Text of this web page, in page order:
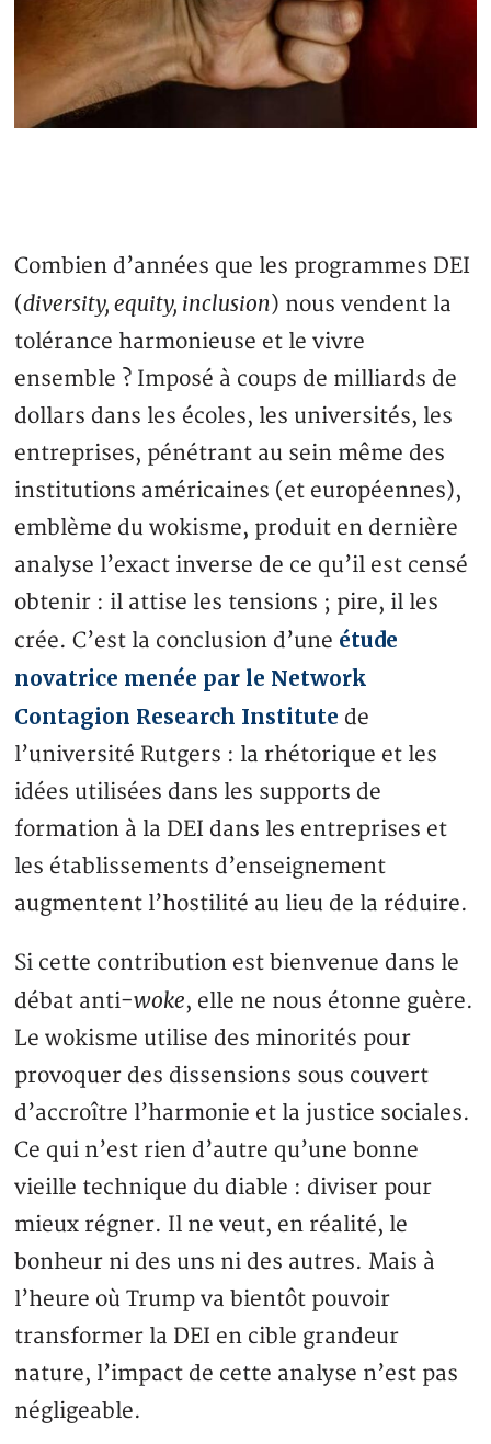
Combien d’années que les programmes DEI
(diversity, equity, inclusion) nous vendent la
tolérance harmonieuse et le vivre
ensemble ? Imposé à coups de milliards de
dollars dans les écoles, les universités, les
entreprises, pénétrant au sein même des
institutions américaines (et européennes),
emblème du wokisme, produit en dernière
analyse l’exact inverse de ce qu’il est censé
obtenir : il attise les tensions ; pire, il les
crée. C’est la conclusion d’une étude
novatrice menée par le Network
Contagion Research Institute de
l’université Rutgers : la rhétorique et les
idées utilisées dans les supports de
formation à la DEI dans les entreprises et
les établissements d’enseignement
augmentent l’hostilité au lieu de la réduire.
Si cette contribution est bienvenue dans le
débat anti-woke, elle ne nous étonne guère.
Le wokisme utilise des minorités pour
provoquer des dissensions sous couvert
d’accroître l’harmonie et la justice sociales.
Ce qui n’est rien d’autre qu’une bonne
vieille technique du diable : diviser pour
mieux régner. Il ne veut, en réalité, le
bonheur ni des uns ni des autres. Mais à
l’heure où Trump va bientôt pouvoir
transformer la DEI en cible grandeur
nature, l’impact de cette analyse n’est pas
négligeable.